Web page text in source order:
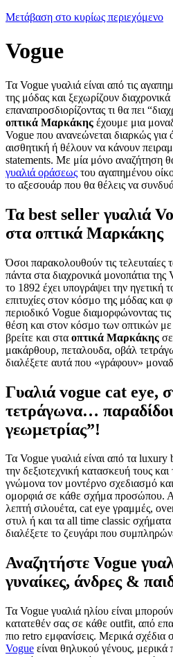
Μετάβαση στο κυρίως περιεχόμενο
Vogue
Τα Vogue γυαλιά είναι από τις
της μόδας και ξεχωρίζουν
επαναπροσδιορίζοντας τι θα πει
οπτικά Μαρκάκης έχουμε μια
Vogue που ανανεώνεται διαρκώς
αισθητική ή θέλουν να κάνουν
statements. Με μία μόνο αναζήτηση
γυαλιά οράσεως του αγαπημένου
το αξεσουάρ που θα θέλεις να
Τα best seller γυαλιά
στα οπτικά Μαρκάκης
Όσοι παρακολουθούν τις τελευταίες
πάντα στα διαχρονικά μονοπάτια
το 1892 έχει υπογράψει την ηγετική
επιτυχίες στον κόσμο της μόδας και
περιοδικό Vogue διαμορφώνοντας
θέση και στον κόσμο των οπτικών
βρείτε και στα οπτικά Μαρκάκης
μακάρθουρ, πεταλουδα, οβάλ
διαλέξετε αυτά που «γράφουν»
Γυαλιά vogue cat eye,
τετράγωνα…
γεωμετρίας”!
Τα Vogue γυαλιά είναι από τα luxury
την δεξιοτεχνική κατασκευή τους
γνώμονα τον μοντέρνο σχεδιασμό
ομορφιά σε κάθε σχήμα προσώπου.
λεπτή σιλουέτα, cat eye γραμμές,
στυλ ή και τα all time classic σχήματα
διαλέξετε το ζευγάρι που
Αναζητήστε Vogue
γυναίκες, άνδρες &
Τα Vogue γυαλιά ηλίου είναι
κατατεθέν σας σε κάθε outfit, από
πιο retro εμφανίσεις. Μερικά σχέδια
Vogue είναι θηλυκού γένους, μερικά